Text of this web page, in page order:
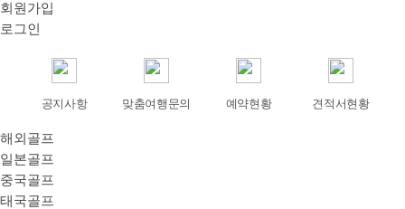
회원가입
로그인
공지사항 맞춤여행문의 예약현황 견적서현황
해외골프
일본골프
중국골프
태국골프